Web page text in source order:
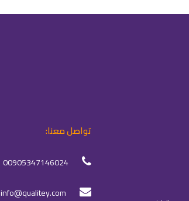
تواصل معنا:
00905347146024
info@qualitey.com